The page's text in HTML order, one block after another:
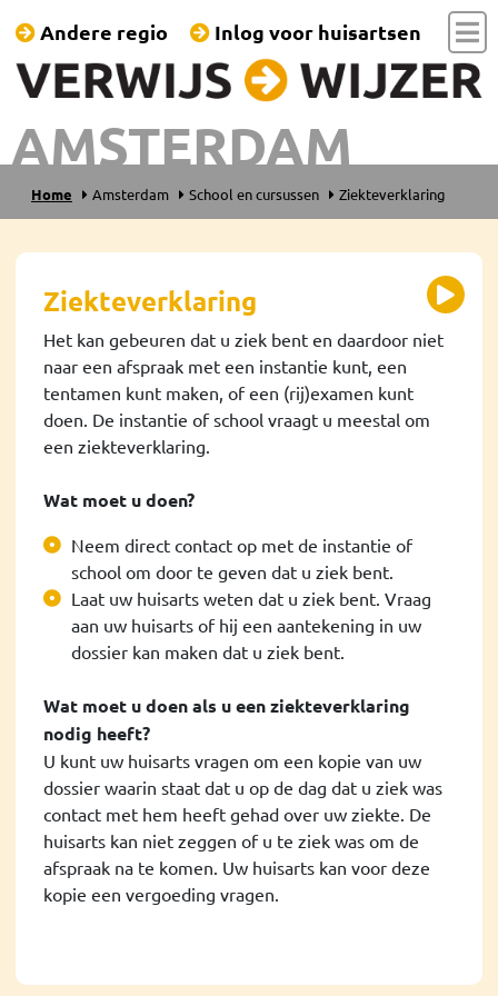
AMSTERDAM
Andere regio Inlog voor huisartsen
Home Amsterdam School en cursussen Ziekteverklaring
Ziekteverklaring
Het kan gebeuren dat u ziek bent en daardoor niet
naar een afspraak met een instantie kunt, een
tentamen kunt maken, of een (rij)examen kunt
doen. De instantie of school vraagt u meestal om
een ziekteverklaring.
Wat moet u doen?
Neem direct contact op met de instantie of
school om door te geven dat u ziek bent.
Laat uw huisarts weten dat u ziek bent. Vraag
aan uw huisarts of hij een aantekening in uw
dossier kan maken dat u ziek bent.
Wat moet u doen als u een ziekteverklaring
nodig heeft?
U kunt uw huisarts vragen om een kopie van uw
dossier waarin staat dat u op de dag dat u ziek was
contact met hem heeft gehad over uw ziekte. De
huisarts kan niet zeggen of u te ziek was om de
afspraak na te komen. Uw huisarts kan voor deze
kopie een vergoeding vragen.